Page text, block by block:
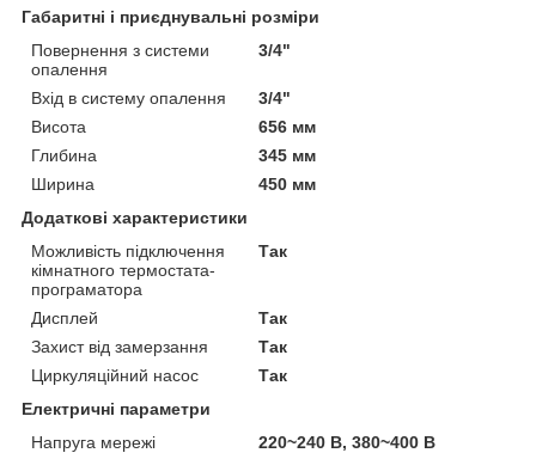
Габаритні і приєднувальні розміри
Повернення з системи
опалення
3/4"
Вхід в систему опалення
3/4"
Висота
656 мм
Глибина
345 мм
Ширина
450 мм
Додаткові характеристики
Можливість підключення
кімнатного термостата-
програматора
Так
Дисплей
Так
Захист від замерзання
Так
Циркуляційний насос
Так
Електричні параметри
Напруга мережі
220~240 В, 380~400 В